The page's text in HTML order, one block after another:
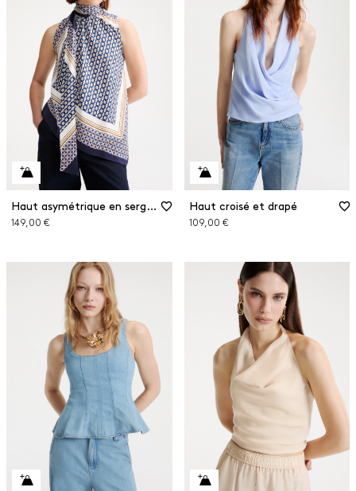
Haut asymétrique en sergé de viscose
149,00 €
Haut croisé et drapé
109,00 €